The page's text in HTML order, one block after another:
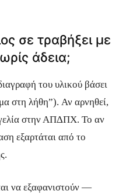
σε τραβήξει με
άδεια;
του υλικού βάσει
στη λήθη”). Αν αρνηθεί,
στην ΑΠΔΠΧ. Το αν
εξαρτάται από το
να εξαφανιστούν —